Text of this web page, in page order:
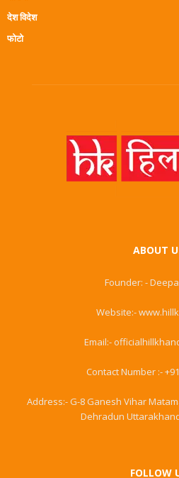
देश विदेश
फोटो
ABOUT
Founder: -
Website:-
Email:-
Contact Number :-
Address:- G-8 Ganesh Vihar
Dehradun
FOLLOW